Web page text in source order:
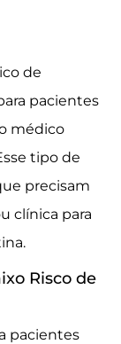
de
pacientes
médico
tipo de
precisam
clínica para
Risco de
pacientes